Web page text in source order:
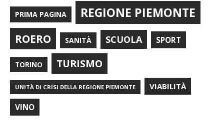
PRIMA PAGINA REGIONE PIEMONTE
ROERO SANITÀ SCUOLA SPORT
TORINO TURISMO
UNITÀ DI CRISI DELLA REGIONE PIEMONTE VIABILITÀ
VINO